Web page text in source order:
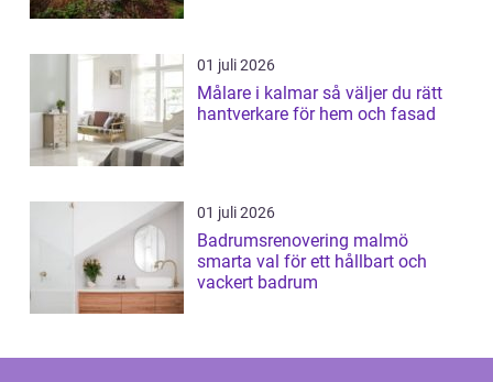
01 juli 2026
Målare i kalmar så väljer du rätt
hantverkare för hem och fasad
01 juli 2026
Badrumsrenovering malmö
smarta val för ett hållbart och
vackert badrum